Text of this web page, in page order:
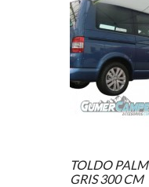
TOLDO
GRIS 300 CM